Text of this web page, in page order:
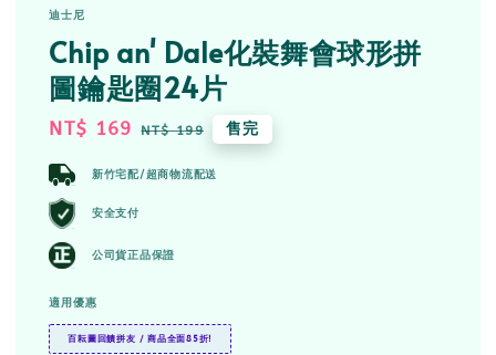
迪士尼
Chip an' Dale化裝舞會球形拼
圖鑰匙圈24片
Sale
NT$ 169 Regular
NT$ 199 售完
新竹宅配/超商物流配送
安全支付
公司貨正品保證
適用優惠
百耘圖回饋拼友 / 商品全面85折!